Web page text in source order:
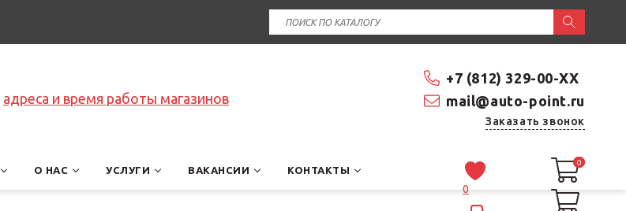
+7 (812) 329-00-XX
mail@auto-point.ru
Заказать звонок
адреса и время работы магазинов
О НАС УСЛУГИ ВАКАНСИИ КОНТАКТЫ
0
0
0